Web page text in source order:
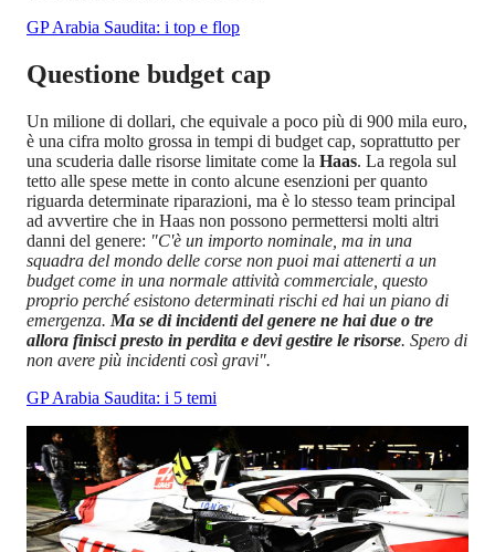
GP Arabia Saudita: i top e flop
Questione budget cap
Un milione di dollari, che equivale a poco più di 900 mila euro,
è una cifra molto grossa in tempi di budget cap, soprattutto per
una scuderia dalle risorse limitate come la Haas. La regola sul
tetto alle spese mette in conto alcune esenzioni per quanto
riguarda determinate riparazioni, ma è lo stesso team principal
ad avvertire che in Haas non possono permettersi molti altri
danni del genere: "C'è un importo nominale, ma in una
squadra del mondo delle corse non puoi mai attenerti a un
budget come in una normale attività commerciale, questo
proprio perché esistono determinati rischi ed hai un piano di
emergenza. Ma se di incidenti del genere ne hai due o tre
allora finisci presto in perdita e devi gestire le risorse. Spero di
non avere più incidenti così gravi".
GP Arabia Saudita: i 5 temi